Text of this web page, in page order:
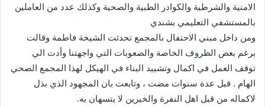
الامنية والشرطية والكوادر الطبية والصحية وكذلك عدد من العاملين
بالمستشفي التعليمي بشندي
ومن داخل مبني الاحتفال بالمجمع تحدثت الشيخة فاطمة وقالت
برغم بعض الظروف الخاصة والصعوبات التي واجهتنا وأدت الي
توقف العمل في اكمال وتشييد البناء في الهيكل لهذا المجمع الصحي
الهام . قبل عدة سنوات مضت ، وتابعت بان المجهود الذي بذل
لاكماله من قبل اهل النفرة والخيرين لا يتسهان به.